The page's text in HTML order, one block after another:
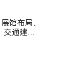
馆布局、
交通建议